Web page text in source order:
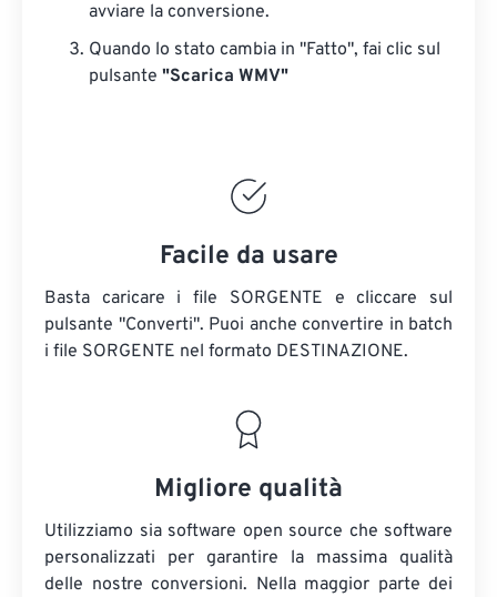
avviare la conversione.
Quando lo stato cambia in "Fatto", fai clic sul
pulsante "Scarica WMV"
Facile da usare
Basta caricare i file SORGENTE e cliccare sul
pulsante "Converti". Puoi anche convertire in batch
i file SORGENTE nel formato DESTINAZIONE.
Migliore qualità
Utilizziamo sia software open source che software
personalizzati per garantire la massima qualità
delle nostre conversioni. Nella maggior parte dei